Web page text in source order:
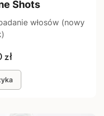
Shots
włosów (nowy
zł